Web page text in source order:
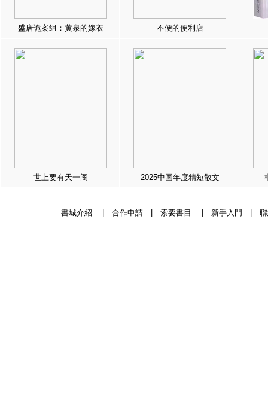
盛唐诡案组：黄泉的嫁衣 不便的便利店
世上要有天一阁 2025中国年度精短散文
書城介紹 合作申請| 索要書目 新手入門